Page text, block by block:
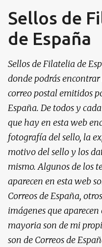
Ir al
Sellos de
de España
Sellos de Filatelia de
donde podrás encontrar
correo postal emitidos
España. De todos y
que hay en esta web
fotografía del sello, la
motivo del sello y los
mismo. Algunos de los
aparecen en esta web
Correos de España,
imágenes que
mayoria son de mi
son de Correos de